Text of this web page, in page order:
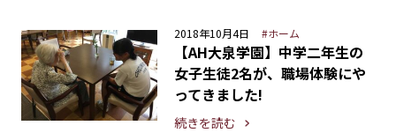
2018年10月4日 #ホーム
【AH大泉学園】中学二年生の
女子生徒2名が、職場体験にや
ってきました!
続きを読む